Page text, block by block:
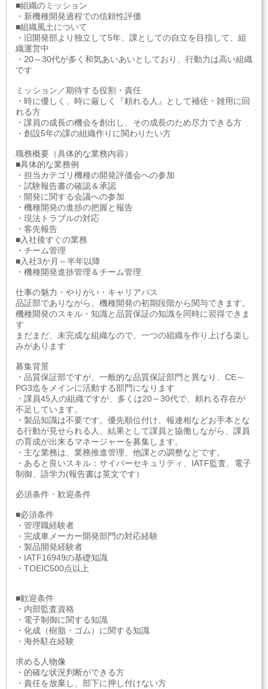
■組織のミッション
・新機種開発過程での信頼性評価
■組織風土について
・旧開発部より独立して5年、課としての自立を目指して、組
織運営中
・20～30代が多く和気あいあいとしており、行動力は高い組織
です
ミッション／期待する役割・責任
・時に優しく、時に厳しく『頼れる人』として補佐・雑用に回
れる方
・課員の成長の機会を創出し、その成長のため尽力できる方
・創設5年の課の組織作りに関わりたい方
職務概要（具体的な業務内容）
■具体的な業務例
・担当カテゴリ機種の開発評価会への参加
・試験報告書の確認＆承認
・開発に関する会議への参加
・機種開発の進捗の把握と報告
・現法トラブルの対応
・客先報告
■入社後すぐの業務
・チーム管理
■入社3か月～半年以降
・機種開発進捗管理＆チーム管理
仕事の魅力・やりがい・キャリアパス
品証部でありながら、機種開発の初期段階から関与できます。
機種開発のスキル・知識と品質保証の知識を同時に習得できま
す
まだまだ、未完成な組織なので、一つの組織を作り上げる楽し
みがあります
募集背景
・品質保証部ですが、一般的な品質保証部門と異なり、CE～
PG3迄をメインに活動する部門になります
・課員45人の組織ですが、多くは20～30代で、頼れる存在が
不足しています。
・製品知識は不要です。優先順位付け、報連相などお手本とな
る行動が見せられる人、結果として課員と協働しながら、課員
の育成が出来るマネージャーを募集します。
・主な業務は、業務推進管理、他課との調整などです。
・あると良いスキル：サイバーセキュリティ、IATF監査、電子
制御、語学力(報告書は英文です）
必須条件・歓迎条件
■必須条件
・管理職経験者
・完成車メーカー開発部門の対応経験
・製品開発経験者
・IATF16949の基礎知識
・TOEIC500点以上
■歓迎条件
・内部監査資格
・電子制御に関する知識
・化成（樹脂・ゴム）に関する知識
・海外駐在経験
求める人物像
・的確な状況判断ができる方
・責任を放棄し、部下に押し付けない方